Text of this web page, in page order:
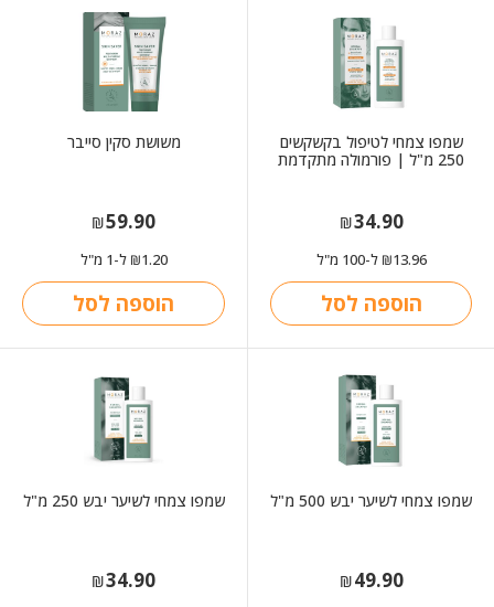
שמפו צמחי לטיפול בקשקשים
250 מ"ל | פורמולה מתקדמת
₪34.90
₪13.96 ל-100 מ"ל
הוספה לסל
משושת סקין סייבר
₪59.90
₪1.20 ל-1 מ"ל
הוספה לסל
שמפו צמחי לשיער יבש 500 מ"ל
₪49.90
שמפו צמחי לשיער יבש 250 מ"ל
₪34.90